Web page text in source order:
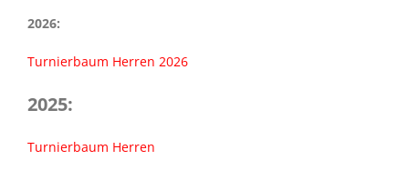
2026:
Turnierbaum Herren 2026
2025:
Turnierbaum Herren